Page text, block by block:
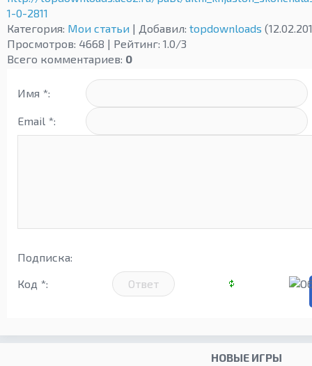
1-0-2811
Категория: Мои статьи | Добавил: topdownloads
Просмотров: 4668 | Рейтинг: 1.0/3
Всего комментариев: 0
Имя *:
Email *:
Подписка:
Код *:
НОВЫЕ ИГРЫ